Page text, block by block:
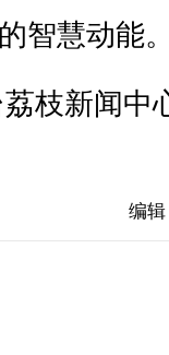
智慧动能
枝新闻中
编